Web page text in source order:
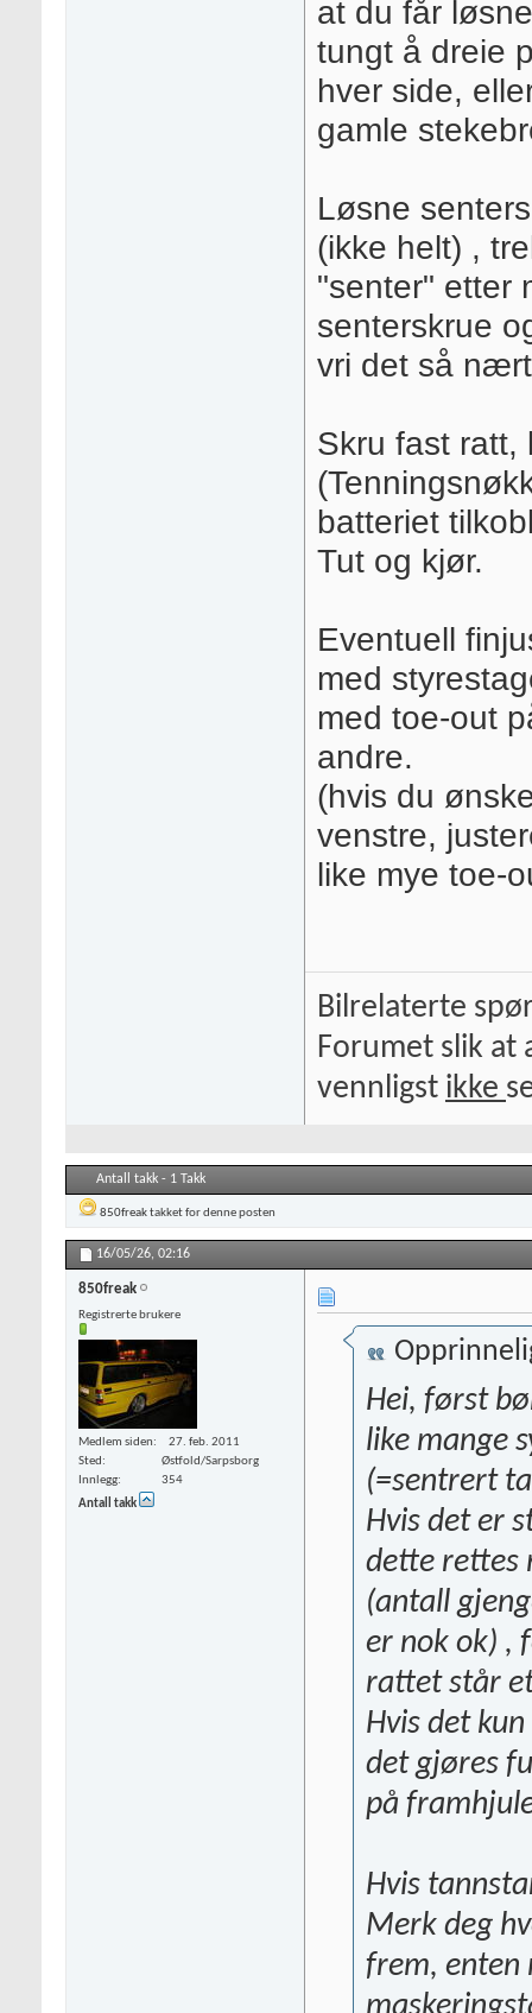
at du får
tungt å dreie
hver side,
gamle
Løsne
(ikke helt) ,
"senter" etter
senterskrue
vri det så
Skru fast ratt,
batteriet
Tut og kjør.
Eventuell
med
med toe-out
andre.
(hvis du
venstre,
like mye toe-
Bilrelaterte
Forumet slik at
vennligst ikke
Antall takk - 1 Takk
850freaktakket for denne posten
16/05/26, 02:16
850freak
Registrerte brukere
Medlem siden
27. feb. 2011
Sted
Østfold/Sarpsborg
Innlegg
354
Antall takk
Hei, først
like mange
(=sentrert
Hvis det er
dette rettes
(antall
er nok ok) ,
rattet står
Hvis det
det gjøres
på
Hvis
Merk deg
frem, enten